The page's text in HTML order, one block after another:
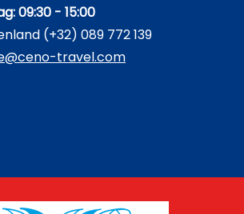
09:30 - 15:00
(+32) 089 772 139
travel.com